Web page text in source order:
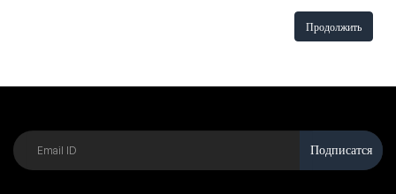
Продолжить
Подписатся